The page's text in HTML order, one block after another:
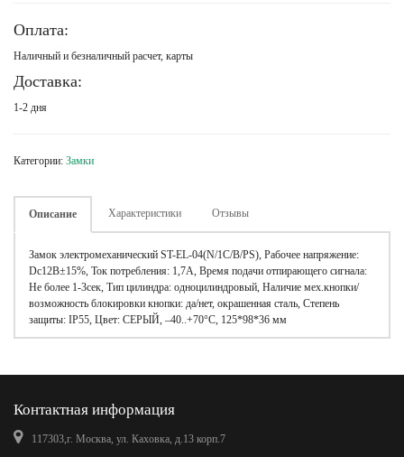
Оплата:
Наличный и безналичный расчет, карты
Доставка:
1-2 дня
Категории: Замки
Описание Характеристики Отзывы
Замок электромеханический ST-EL-04(N/1C/B/PS), Рабочее напряжение:
Dc12В±15%, Ток потребления: 1,7А, Время подачи отпирающего сигнала:
Не более 1-3сек, Тип цилиндра: одноцилиндровый, Наличие мех.кнопки/
возможность блокировки кнопки: да/нет, окрашенная сталь, Степень
защиты: IP55, Цвет: СЕРЫЙ, –40..+70°C, 125*98*36 мм
Контактная информация
117303,г. Москва, ул. Каховка, д.13 корп.7